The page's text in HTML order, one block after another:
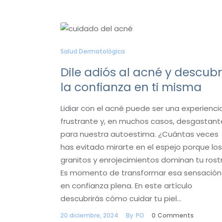
Salud Dermatológica
Dile adiós al acné y
la confianza en ti misma
Lidiar con el acné puede ser una
frustrante y, en muchos casos,
para nuestra autoestima. ¿Cuántas veces
has evitado mirarte en el espejo porque los
granitos y enrojecimientos dominan tu
Es momento de transformar esa sensación
en confianza plena. En este artículo
descubrirás cómo cuidar tu piel…
20 diciembre, 2024 By PO 0 Comments